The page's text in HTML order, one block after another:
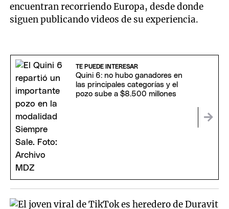
encuentran recorriendo Europa, desde donde
siguen publicando videos de su experiencia.
TE PUEDE INTERESAR
Quini 6: no hubo ganadores en
las principales categorías y el
pozo sube a $8.500 millones